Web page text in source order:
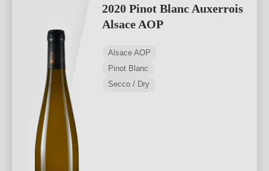
2020 Pinot Blanc Auxerrois
Alsace AOP
Alsace AOP
Pinot Blanc
Secco / Dry